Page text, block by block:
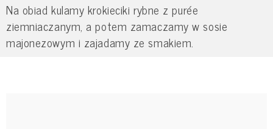
Na obiad kulamy krokieciki rybne z purée
ziemniaczanym, a potem zamaczamy w sosie
majonezowym i zajadamy ze smakiem.